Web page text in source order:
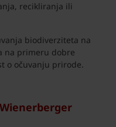
recikliranja ili
biodiverziteta na
na primeru dobre
o očuvanju prirode.